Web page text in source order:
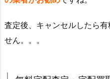
査定後、キャンセルしたら
せん。。。